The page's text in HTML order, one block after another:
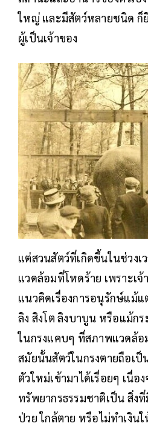
ใหญ่ และมีสัตว์หลายชนิด ก็
ผู้เป็นเจ้าของ
แต่สวนสัตว์ที่เกิดขึ้นในช่วง
แวดล้อมที่โหดร้าย เพราะเจ้
แนวคิดเรื่องการอนุรักษ์แม้แ
ลิง สิงโต ลิงบาบูน หรือแม้ก
ในกรงแคบๆ ที่สภาพแวดล้อ
สมัยนั้นสัตว์ในกรงตายถือเป็
ตัวใหม่เข้ามาได้เรื่อยๆ เนื่อ
ทรัพยากรธรรมชาติเป็น สิ่ง
ป่วย ใกล้ตาย หรือไม่ทำเงิน